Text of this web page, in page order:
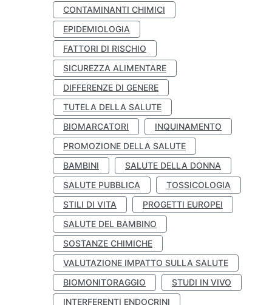
CONTAMINANTI CHIMICI
EPIDEMIOLOGIA
FATTORI DI RISCHIO
SICUREZZA ALIMENTARE
DIFFERENZE DI GENERE
TUTELA DELLA SALUTE
BIOMARCATORI
INQUINAMENTO
PROMOZIONE DELLA SALUTE
BAMBINI
SALUTE DELLA DONNA
SALUTE PUBBLICA
TOSSICOLOGIA
STILI DI VITA
PROGETTI EUROPEI
SALUTE DEL BAMBINO
SOSTANZE CHIMICHE
VALUTAZIONE IMPATTO SULLA SALUTE
BIOMONITORAGGIO
STUDI IN VIVO
INTERFERENTI ENDOCRINI